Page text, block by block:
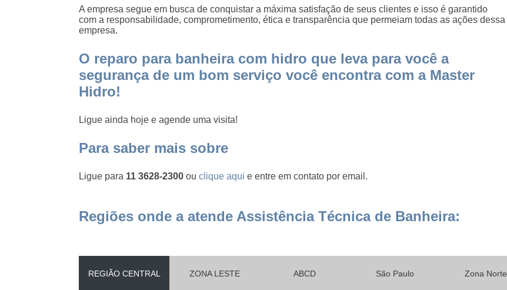
A empresa segue em busca de conquistar a máxima satisfação de seus clientes e isso é garantido
com a responsabilidade, comprometimento, ética e transparência que permeiam todas as ações dessa
empresa.
O reparo para banheira com hidro que leva para você a
segurança de um bom serviço você encontra com a Master
Hidro!
Ligue ainda hoje e agende uma visita!
Para saber mais sobre
Ligue para 11 3628-2300 ouclique aqui e entre em contato por email.
Regiões onde a atende Assistência Técnica de Banheira:
REGIÃO CENTRAL ZONA LESTE ABCD São Paulo Zona Norte